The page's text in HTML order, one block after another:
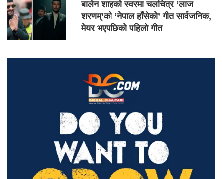
बालेन शाहको स्वरमा चलचित्र ‘लाज
शरणम्’को ‘नेपाल हाँसेको’ गीत सार्वजनिक,
मेयर भएपछिको पहिलो गीत